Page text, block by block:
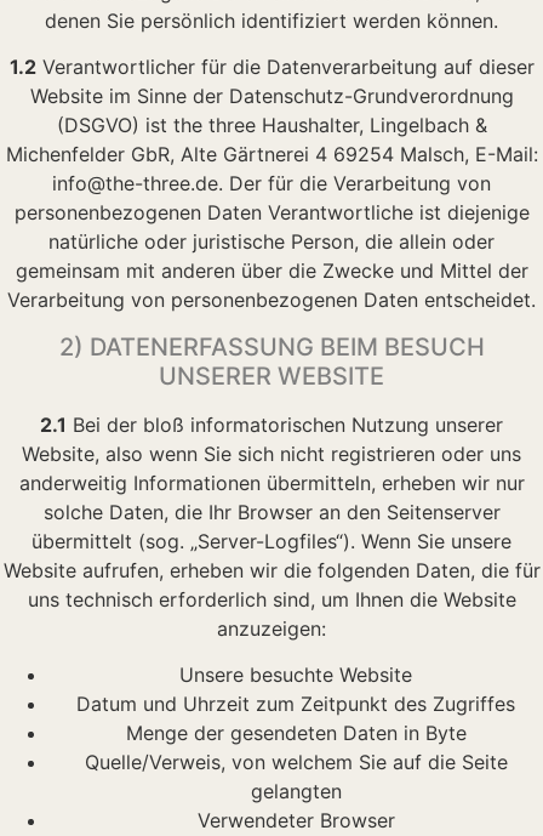
denen Sie persönlich identifiziert werden können.
1.2Verantwortlicher für die Datenverarbeitung auf dieser
Website im Sinne der Datenschutz-Grundverordnung
(DSGVO) ist the three Haushalter, Lingelbach &
Michenfelder GbR, Alte Gärtnerei 4 69254 Malsch, E-Mail:
info@the-three.de. Der für die Verarbeitung von
personenbezogenen Daten Verantwortliche ist diejenige
natürliche oder juristische Person, die allein oder
gemeinsam mit anderen über die Zwecke und Mittel der
Verarbeitung von personenbezogenen Daten entscheidet.
2) DATENERFASSUNG BEIM BESUCH
UNSERER WEBSITE
2.1 Bei der bloß informatorischen Nutzung unserer
Website, also wenn Sie sich nicht registrieren oder uns
anderweitig Informationen übermitteln, erheben wir nur
solche Daten, die Ihr Browser an den Seitenserver
übermittelt (sog. „Server-Logfiles“). Wenn Sie unsere
Website aufrufen, erheben wir die folgenden Daten, die für
uns technisch erforderlich sind, um Ihnen die Website
anzuzeigen:
Unsere besuchte Website
Datum und Uhrzeit zum Zeitpunkt des Zugriffes
Menge der gesendeten Daten in Byte
Quelle/Verweis, von welchem Sie auf die Seite
gelangten
Verwendeter Browser